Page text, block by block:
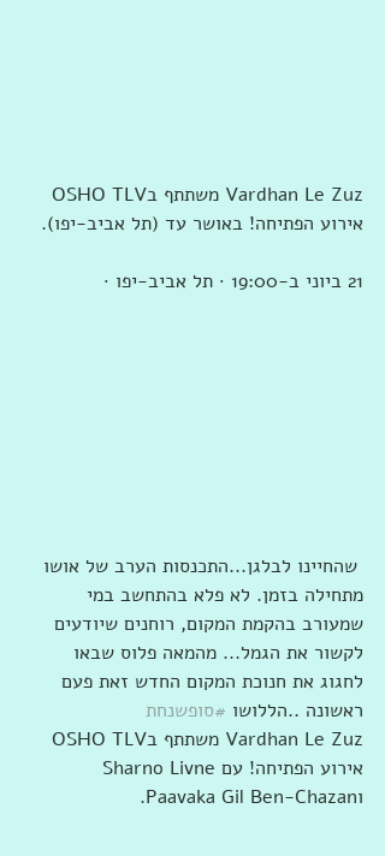
אירוע הפתיחה!‏ ב‏אושר עד (תל אביב-יפו)‏.
שהחיינו לבלגן...התכנסות הערב של אושו
מתחילה בזמן. לא פלא בהתחשב במי
שמעורב בהקמת המקום, רוחנים שיודעים
לקשור את הגמל... מהמאה פלוס שבאו
לחגוג את חנוכת המקום החדש זאת פעם
ראשונה ..הללושו #סופשנחת
ו‏‎Paavaka Gil Ben-Chazan‎‏.